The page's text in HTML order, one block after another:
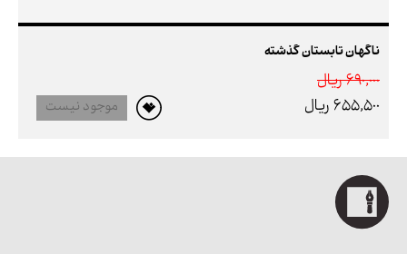
ناگهان تابستان گذشته
690,000 ريال
655,500 ريال
موجود نیست